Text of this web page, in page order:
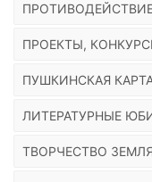
ПРОЕКТЫ,
ПУШКИНСКАЯ
ЛИТЕРАТУРНЫЕ
ТВОРЧЕСТВО